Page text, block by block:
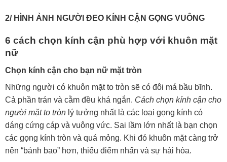
2/ HÌNH ẢNH NGƯỜI ĐEO KÍNH CẬN GỌNG VUÔNG
6 cách chọn kính cận phù hợp với khuôn mặt
nữ
Chọn kính cận cho bạn nữ mặt tròn
Những người có khuôn mặt to tròn sẽ có đôi má bầu bĩnh.
Cả phần trán và cằm đều khá ngắn. Cách chọn kính cận cho
người mặt to trònlý tưởng nhất là các loại gọng kính có
dáng cứng cáp và vuông vức. Sai lầm lớn nhất là bạn chọn
các gọng kính tròn và quá mỏng. Khi đó khuôn mặt càng trở
nên “bánh bao” hơn, thiếu điểm nhấn và sự hài hòa.